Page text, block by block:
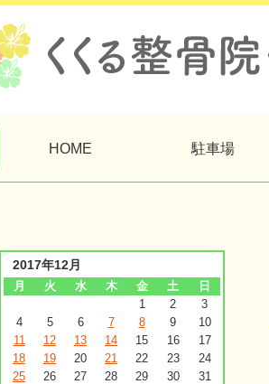
HOME 駐車場
2017年12月
月 火 水 木 金 土
日
1
2
3
4
5 6 7 8 9
10
11
12 13 14 15 16
17
18
19 20 21 22 23
24
25
26 27 28 29 30 31